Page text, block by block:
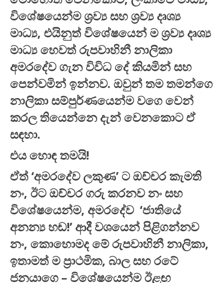
වක්කඩේ
දංඩි
පැටව්
ටිකත්
විකුණලා..
විශේෂයෙන්ම ශ්‍රව්‍ය සහ ශ්‍රව්‍ය දෘශ්‍ය
මාධ්‍ය, එයිනුත් විශේෂයෙන් ම ශ්‍රව්‍ය දෘශ්‍ය
මාධ්‍ය හෙවත් රුපවාහිනී නාලිකා
අමරදේව ගැන විවිධ දේ කියමින් සහ
පෙන්වමින් ඉන්නව. ඔවුන් තම තමන්ගෙ
නාලිකා සම්පුර්ණයෙන්ම වගෙ වෙන්
කරල තියෙන්නෙ දැන් වෙනකොට ඒ
සඳහා.
එය හොඳ තමයි!
ඒත් ‘අමරදේව ලකුණ’ ට ඔච්චර කැමති
නං, ඊට ඔච්චර ගරු කරනව නං සහ
විශේෂයෙන්ම, අමරදේව ‘ජාතියේ
අනන්‍ය හඬ!’ ආදී වශයෙන් පිළිගන්නව
නං, කොහොමද මේ රුපවාහිනී නාලිකා,
ඉතාමත් ම ප්‍රාථමික, බාල සහ රටේ
ජනයාගෙ – විශේෂයෙන්ම ඊළඟ